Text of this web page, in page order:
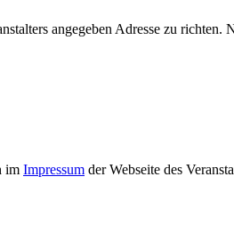
angegeben Adresse zu richten.
im Impressum der Webseite des